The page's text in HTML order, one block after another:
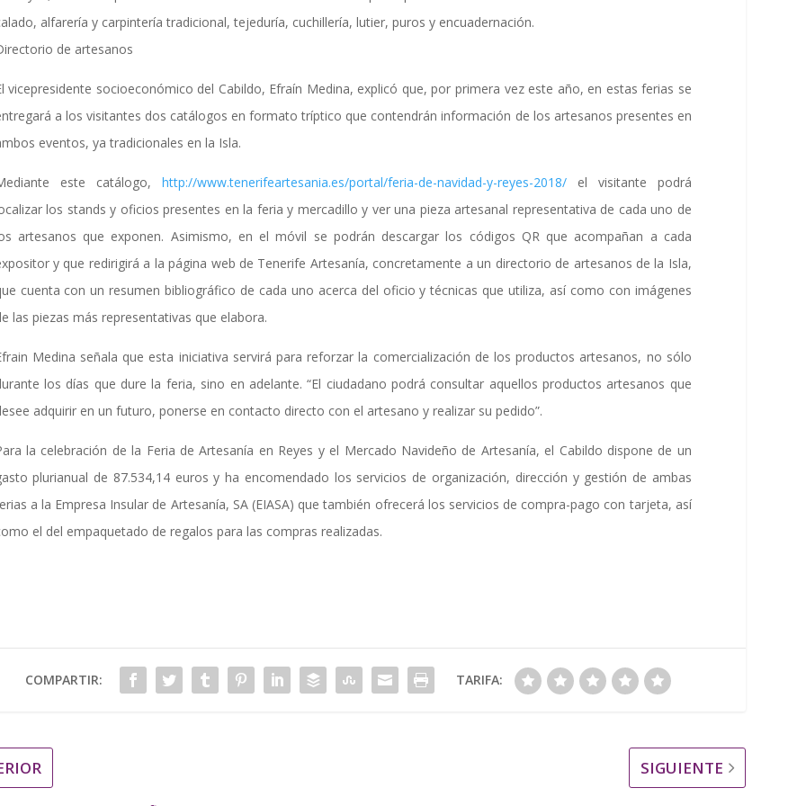
alfarería y carpintería tradicional, tejeduría, cuchillería, lutier, puros y encuadernación.
de artesanos
vicepresidente socioeconómico del Cabildo, Efraín Medina, explicó que, por primera vez este año, en estas ferias se
a los visitantes dos catálogos en formato tríptico que contendrán información de los artesanos presentes en
eventos, ya tradicionales en la Isla.
este catálogo, http://www.tenerifeartesania.es/portal/feria-de-navidad-y-reyes-2018/el visitante podrá
los stands y oficios presentes en la feria y mercadillo y ver una pieza artesanal representativa de cada uno de
artesanos que exponen. Asimismo, en el móvil se podrán descargar los códigos QR que acompañan a cada
y que redirigirá a la página web de Tenerife Artesanía, concretamente a un directorio de artesanos de la Isla,
cuenta con un resumen bibliográfico de cada uno acerca del oficio y técnicas que utiliza, así como con imágenes
las piezas más representativas que elabora.
Medina señala que esta iniciativa servirá para reforzar la comercialización de los productos artesanos, no sólo
los días que dure la feria, sino en adelante. “El ciudadano podrá consultar aquellos productos artesanos que
adquirir en un futuro, ponerse en contacto directo con el artesano y realizar su pedido”.
la celebración de la Feria de Artesanía en Reyes y el Mercado Navideño de Artesanía, el Cabildo dispone de un
plurianual de 87.534,14 euros y ha encomendado los servicios de organización, dirección y gestión de ambas
a la Empresa Insular de Artesanía, SA (EIASA) que también ofrecerá los servicios de compra-pago con tarjeta, así
el del empaquetado de regalos para las compras realizadas.
COMPARTIR: TARIFA:
SIGUIENTE